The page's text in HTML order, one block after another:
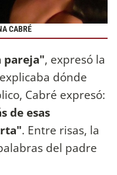
CABRÉ
pareja", expresó la
dónde
Cabré expresó:
de esas
. Entre risas, la
del padre